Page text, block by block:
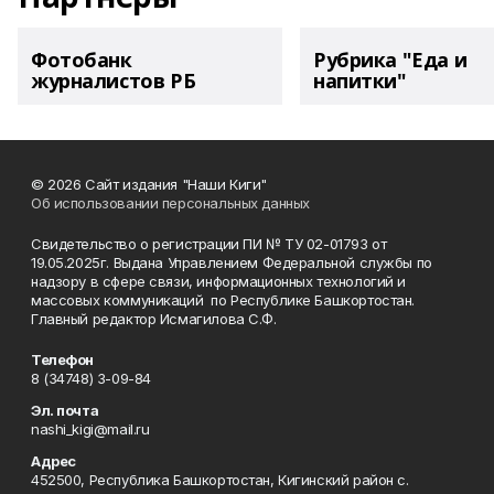
Фотобанк
журналистов РБ
Рубрика "Еда и
напитки"
© 2026 Сайт издания "Наши Киги"
Об использовании персональных данных
Свидетельство о регистрации ПИ № ТУ 02-01793 от
19.05.2025г. Выдана Управлением Федеральной службы по
надзору в сфере связи, информационных технологий и
массовых коммуникаций по Республике Башкортостан.
Главный редактор Исмагилова С.Ф.
Телефон
8 (34748) 3-09-84
Эл. почта
nashi_kigi@mail.ru
Адрес
452500, Республика Башкортостан, Кигинский район с.